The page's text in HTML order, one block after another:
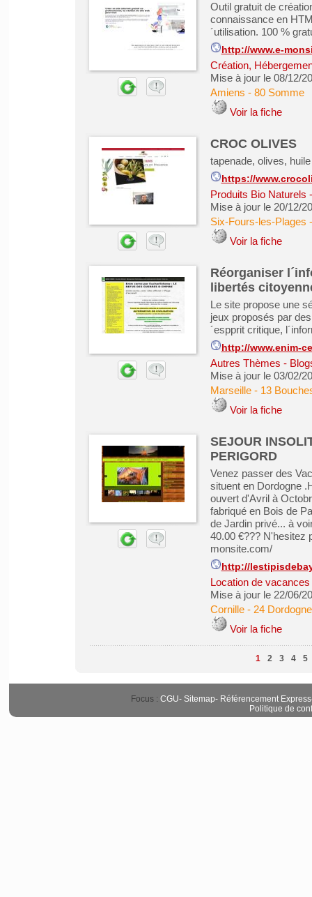
Outil gratuit de
connaissance en
´utilisation. 100 %
http://www.e-
Création,
Mise à jour le 08/12/
Amiens - 80 Somme
Voir la fiche
CROC OLIVES
tapenade, olives,
https://
Produits Bio Naturels
Mise à jour le 20/12/
Six-Fours-les-Plages
Voir la fiche
Réorganiser
libertés
Le site propose une
jeux proposés par
´espprit critique,
http://www.enim-
Autres Thèmes -
Mise à jour le 03/02/
Marseille- 13
Voir la fiche
SEJOUR
PERIGORD
Venez passer des
situent en Dordogne
ouvert d'Avril à
fabriqué en Bois de
de Jardin privé... à
40.00 €??? N'hesitez
monsite.com/
http://
Location de
Mise à jour le 22/06/
Cornille- 24 Dordogne
Voir la fiche
1 2 3 4 5
Focus : CGU- Sitemap- Référencement Express
Politique de